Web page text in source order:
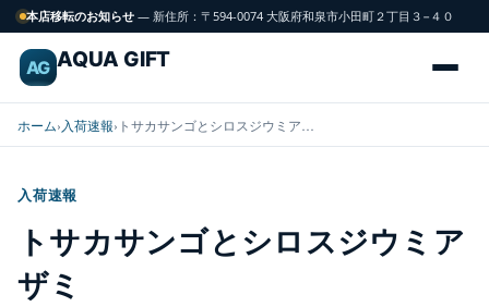
本店移転のお知らせ — 新住所：〒594-0074 大阪府和泉市小田町２丁目３−４０
AG AQUA GIFT
海
水
魚
FISH
ホーム› 入荷速報› トサカサンゴとシロスジウミア…
入荷速報
トサカサンゴとシロスジウミア
ザミ